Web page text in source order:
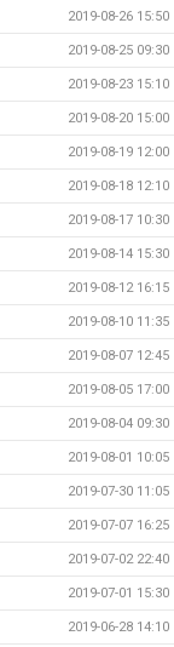
2019-08-26 15:50
2019-08-25 09:30
2019-08-23 15:10
2019-08-20 15:00
2019-08-19 12:00
2019-08-18 12:10
2019-08-17 10:30
2019-08-14 15:30
2019-08-12 16:15
2019-08-10 11:35
2019-08-07 12:45
2019-08-05 17:00
2019-08-04 09:30
2019-08-01 10:05
2019-07-30 11:05
2019-07-07 16:25
2019-07-02 22:40
2019-07-01 15:30
2019-06-28 14:10